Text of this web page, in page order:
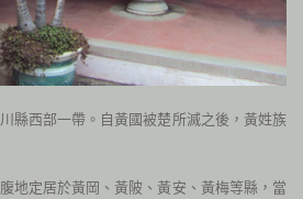
縣西部一帶。自黃國被楚所滅之後，黃姓族
地定居於黃岡、黃陂、黃安、黃梅等縣，當